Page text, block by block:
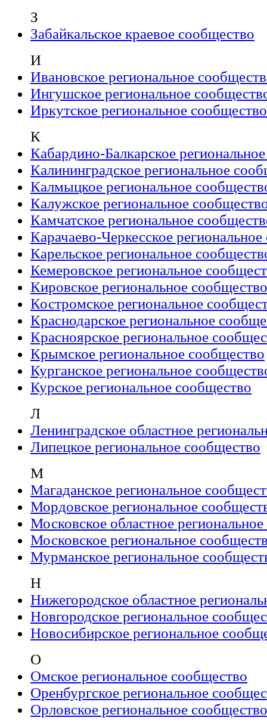
З
Забайкальское краевое сообщество
И
Ивановское региональное
Ингушское региональное
Иркутское региональное сообщество
К
Кабардино-Балкарское
Калининградское региональное
Калмыцкое региональное
Калужское региональное
Камчатское региональное
Карачаево-Черкесское
Карельское региональное
Кемеровское региональное
Кировское региональное сообщество
Костромское региональное
Краснодарское региональное
Красноярское региональное
Крымское региональное сообщество
Курганское региональное
Курское региональное сообщество
Л
Ленинградское областное
Липецкое региональное сообщество
М
Магаданское региональное
Мордовское региональное
Московское областное
Московское региональное
Мурманское региональное
Н
Нижегородское областное
Новгородское региональное
Новосибирское региональное
О
Омское региональное сообщество
Оренбургское региональное
Орловское региональное сообщество